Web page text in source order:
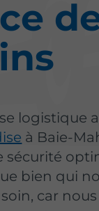
logistique
à Baie-
bien qui
car